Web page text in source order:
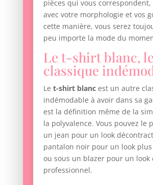
pièces qui vous correspondent,
avec votre morphologie et vos
cette manière, vous serez
peu importe la mode du
Le t-shirt blanc, le
classique
Le t-shirt blancest un autre
indémodable à avoir dans sa
est la définition même de la
la polyvalence. Vous pouvez le
un jean pour un look
pantalon noir pour un look
ou sous un blazer pour un look
professionnel.